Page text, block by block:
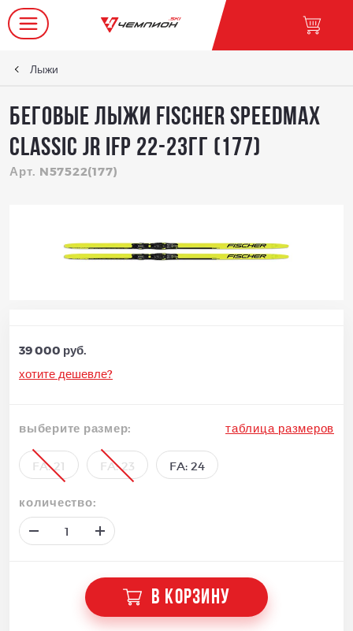
Лыжи
Беговые лыжи FISCHER SPEEDMAX
CLASSIC JR IFP 22-23гг (177)
Арт. N57522(177)
39 000 руб.
хотите дешевле?
выберите размер: таблица размеров
FA: 21 FA: 23 FA: 24
количество:
В КОРЗИНУ